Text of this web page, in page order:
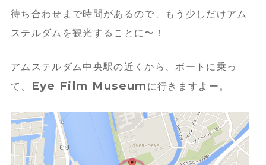
待ち合わせまで時間があるので、もう少しだけアム
ステルダムを観光することに〜！
アムステルダム中央駅の近くから、ボートに乗っ
て、
Eye Film Museum に行きますよー。